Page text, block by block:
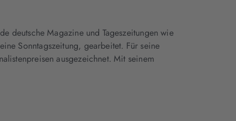
deutsche Magazine und Tageszeitungen wie
Sonntagszeitung, gearbeitet. Für seine
ausgezeichnet. Mit seinem